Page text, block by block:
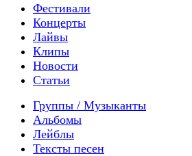
Фестивали
Концерты
Лайвы
Клипы
Новости
Статьи
Группы / Музыканты
Альбомы
Лейблы
Тексты песен